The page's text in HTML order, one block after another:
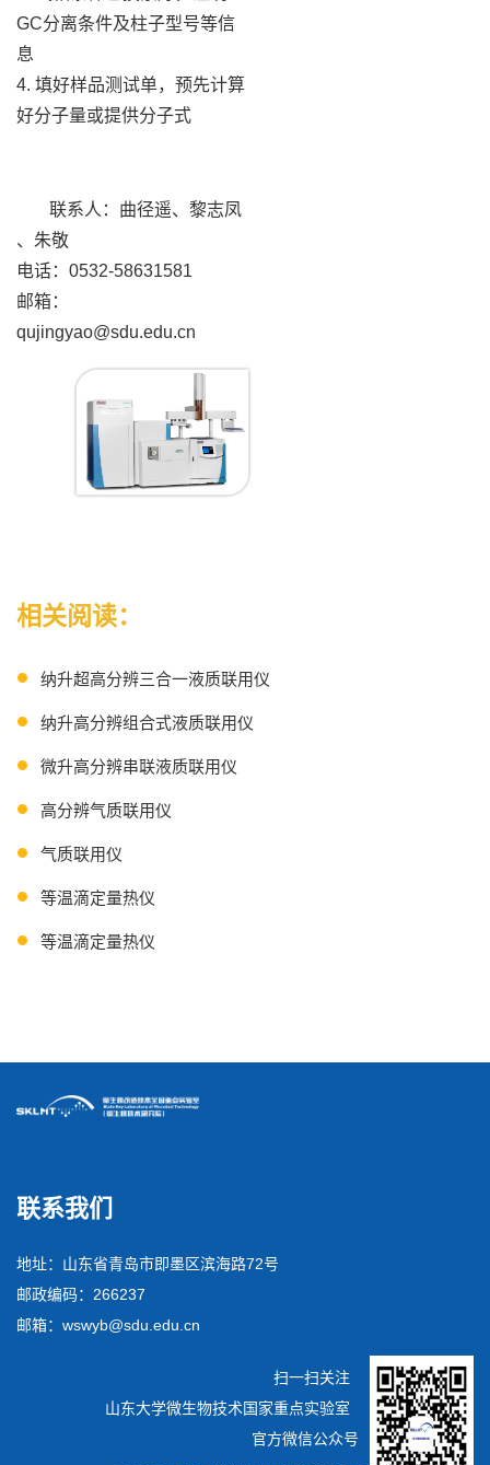
GC分离条件及柱子型号等信
息
4. 填好样品测试单，预先计算
好分子量或提供分子式
联系人：曲径遥、黎志凤
、朱敬
电话：0532-58631581
邮箱：
qujingyao@sdu.edu.cn
相关阅读：
纳升超高分辨三合一液质联用仪
纳升高分辨组合式液质联用仪
微升高分辨串联液质联用仪
高分辨气质联用仪
气质联用仪
等温滴定量热仪
等温滴定量热仪
联系我们
地址：山东省青岛市即墨区滨海路72号
邮政编码：266237
邮箱：wswyb@sdu.edu.cn
扫一扫关注
山东大学微生物技术国家重点实验室
官方微信公众号